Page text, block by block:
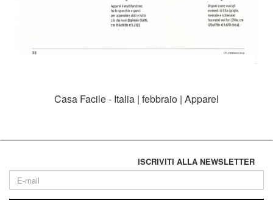
Casa Facile - Italia | febbraio | Apparel
ISCRIVITI ALLA NEWSLETTER